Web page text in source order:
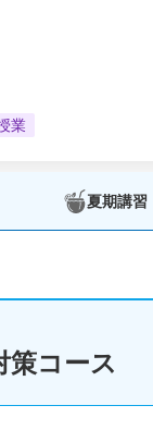
業
夏期講習
策コース